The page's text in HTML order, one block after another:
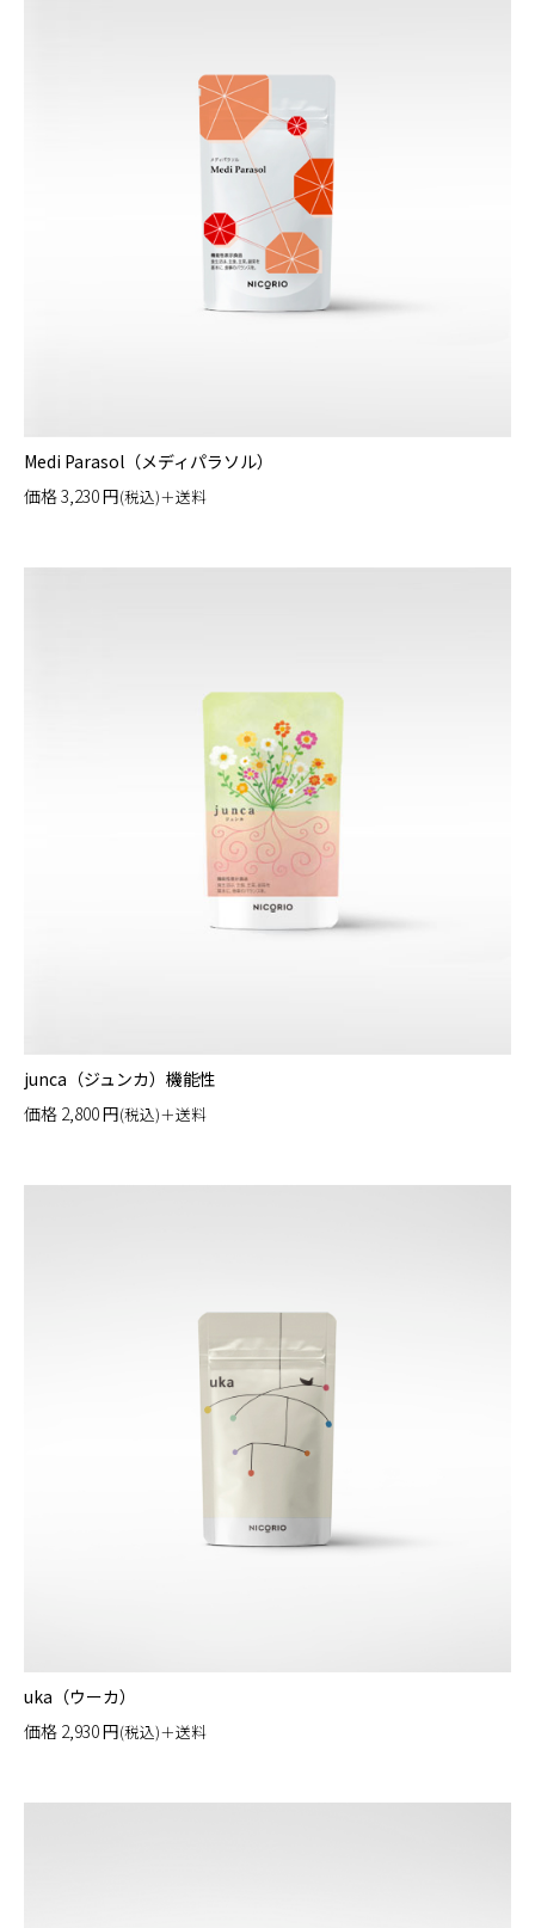
Medi Parasol（メディパラソル）
価格3,230円(税込)＋送料
junca（ジュンカ）機能性
価格 2,800円(税込)＋送料
uka（ウーカ）
価格 2,930円(税込)＋送料